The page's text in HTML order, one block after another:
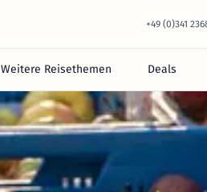
+49 (0)341
Weitere Reisethemen Deals